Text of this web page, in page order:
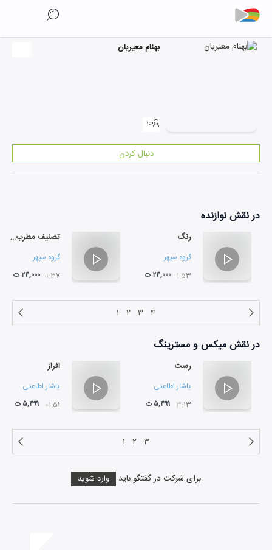
بهنام معیریان
۱
دنبال کردن
در نقشنوازنده
رنگ
گروه سپهر
۰۱:۵۳ ۲۴,۰۰۰ ت
تصنیف مطرب مجلس
گروه سپهر
۰۱:۳۷ ۲۴,۰۰۰ ت
۱ ۲ ۳ ۴
در نقشمیکس و مسترینگ
رست
یاشار اطاعتی
۰۳:۱۳ ۵,۴۹۹ ت
افراز
یاشار اطاعتی
۰۱:۵۱ ۵,۴۹۹ ت
۱ ۲ ۳
برای شرکت در گفتگو باید وارد شوید